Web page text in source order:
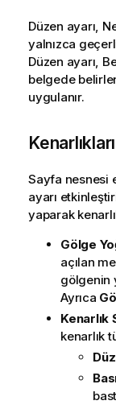
Düzen ayarı,
yalnızca
Düzen ayarı,
belgede
uygulanır.
Sayfa nesnesi
ayarı
yaparak
Gölge
açılan
gölgenin
Ayrıca
Kenarlık
kenarlık
Düz